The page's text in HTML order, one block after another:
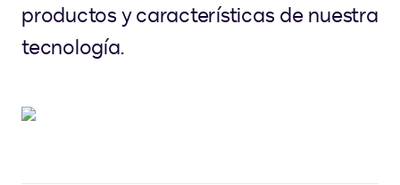
productos y características de nuestra
tecnología.